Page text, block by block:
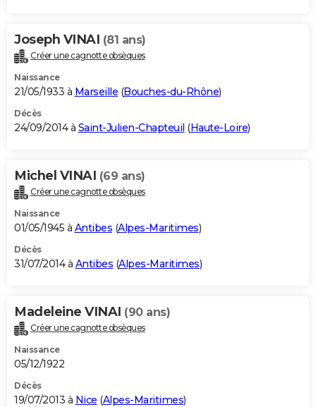
Joseph VINAI (81 ans)
Créer une cagnotte obsèques
Naissance
21/05/1933 à Marseille (Bouches-du-Rhône)
Décès
24/09/2014 à Saint-Julien-Chapteuil (Haute-Loire)
Michel VINAI (69 ans)
Créer une cagnotte obsèques
Naissance
01/05/1945 à Antibes (Alpes-Maritimes)
Décès
31/07/2014 à Antibes (Alpes-Maritimes)
Madeleine VINAI (90 ans)
Créer une cagnotte obsèques
Naissance
05/12/1922
Décès
19/07/2013 à Nice (Alpes-Maritimes)